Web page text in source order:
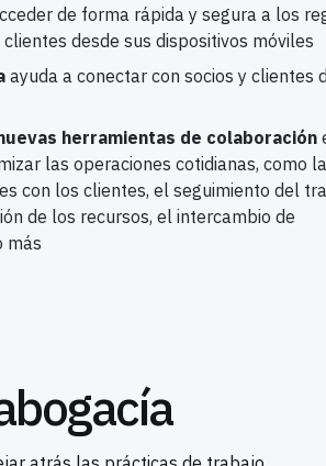
de forma rápida y segura a los
desde sus dispositivos móviles
ayuda a conectar con socios y clientes
herramientas de colaboración
las operaciones cotidianas, como
con los clientes, el seguimiento del
de los recursos, el intercambio de
más